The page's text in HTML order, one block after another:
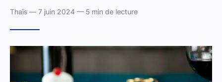
Thaïs — 7 juin 2024 — 5 min de lecture